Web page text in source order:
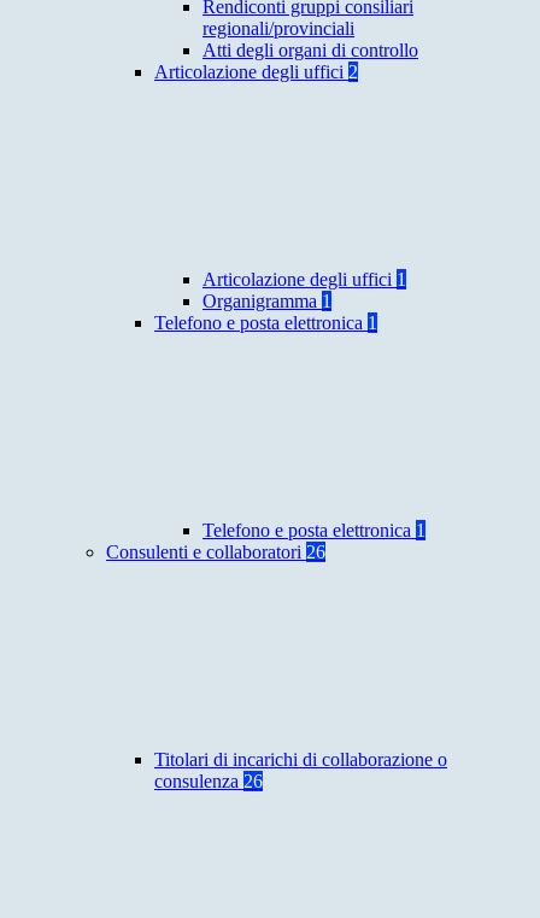
Rendiconti gruppi consiliari
regionali/provinciali
Atti degli organi di controllo
Articolazione degli uffici 2
Articolazione degli uffici 1
Organigramma 1
Telefono e posta elettronica 1
Telefono e posta elettronica 1
Consulenti e collaboratori 26
Titolari di incarichi di collaborazione o
consulenza 26